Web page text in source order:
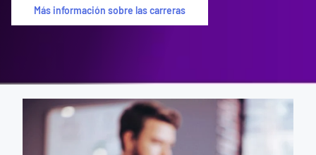
Más información sobre las carreras